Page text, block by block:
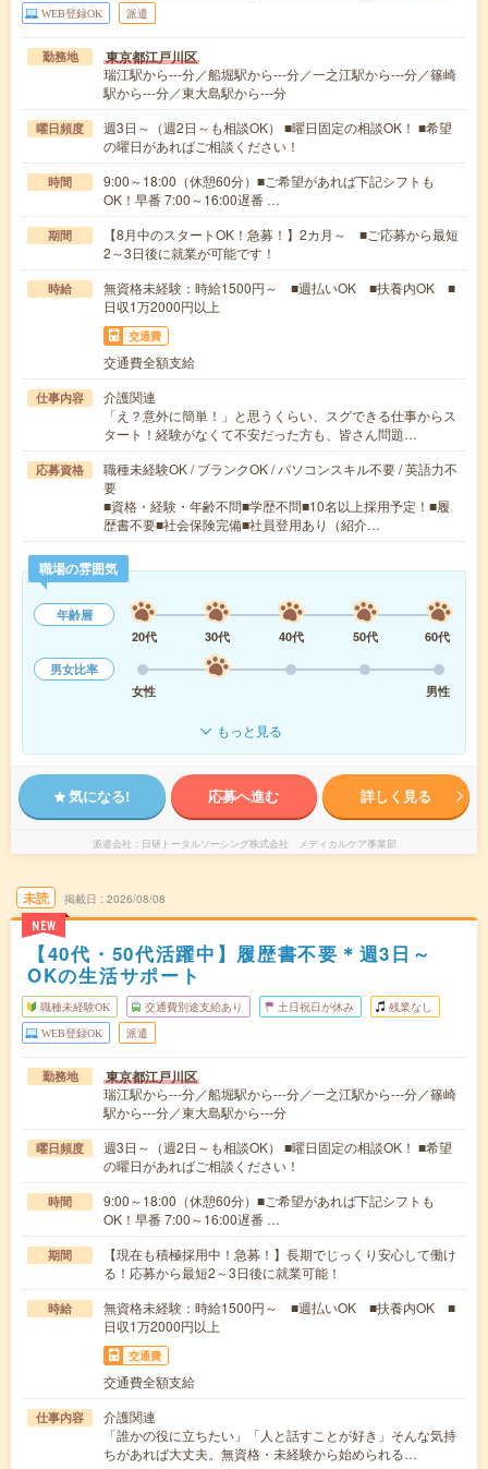
WEB登録OK 派遣
勤務地 東京都江戸川区
瑞江駅から---分／船堀駅から---分／一之江駅から---分／篠崎
駅から---分／東大島駅から---分
曜日頻度
週3日～（週2日～も相談OK） ■曜日固定の相談OK！ ■希望
の曜日があればご相談ください！
時間
9:00～18:00（休憩60分）■ご希望があれば下記シフトも
OK！早番 7:00～16:00遅番 …
期間
【8月中のスタートOK！急募！】2カ月～ ■ご応募から最短
2～3日後に就業が可能です！
時給
無資格未経験：時給1500円～ ■週払いOK ■扶養内OK ■
日収1万2000円以上
交通費
交通費全額支給
仕事内容
介護関連
「え？意外に簡単！」と思うくらい、スグできる仕事からス
タート！経験がなくて不安だった方も、皆さん問題…
応募資格
職種未経験OK / ブランクOK / パソコンスキル不要 / 英語力不
要
■資格・経験・年齢不問■学歴不問■10名以上採用予定！■履
歴書不要■社会保険完備■社員登用あり（紹介…
職場の雰囲気
年齢層
20代
30代 40代 50代
60代
男女比率
女性
男性
もっと見る
気になる! 応募へ進む 詳しく見る
派遣会社 日研トータルソーシング株式会社 メディカルケア事業部
未読
NEW
掲載日 2026/08/08
【40代・50代活躍中】履歴書不要＊週3日～
OKの生活サポート
職種未経験OK 交通費別途支給あり 土日祝日が休み 残業なし
WEB登録OK 派遣
勤務地 東京都江戸川区
瑞江駅から---分／船堀駅から---分／一之江駅から---分／篠崎
駅から---分／東大島駅から---分
曜日頻度
週3日～（週2日～も相談OK） ■曜日固定の相談OK！ ■希望
の曜日があればご相談ください！
時間
9:00～18:00（休憩60分）■ご希望があれば下記シフトも
OK！早番 7:00～16:00遅番 …
期間
【現在も積極採用中！急募！】長期でじっくり安心して働け
る！応募から最短2～3日後に就業可能！
時給
無資格未経験：時給1500円～ ■週払いOK ■扶養内OK ■
日収1万2000円以上
交通費
交通費全額支給
仕事内容
介護関連
「誰かの役に立ちたい」「人と話すことが好き」そんな気持
ちがあれば大丈夫。無資格・未経験から始められる…